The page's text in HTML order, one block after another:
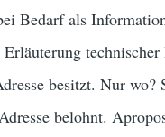
Bedarf als
besitzt. Nur wo?
belohnt.